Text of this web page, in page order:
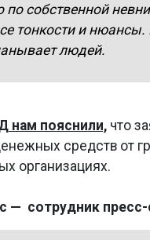
по собственной
тонкости и нюансы.
людей.
нам пояснили, что
средств от
организациях.
— сотрудник